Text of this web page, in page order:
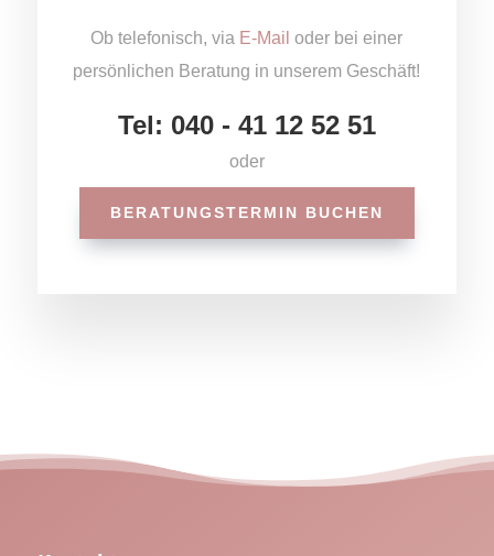
Ob telefonisch, via E-Mail oder bei einer
persönlichen Beratung in unserem Geschäft!
Tel: 040 - 41 12 52 51
oder
BERATUNGSTERMIN BUCHEN